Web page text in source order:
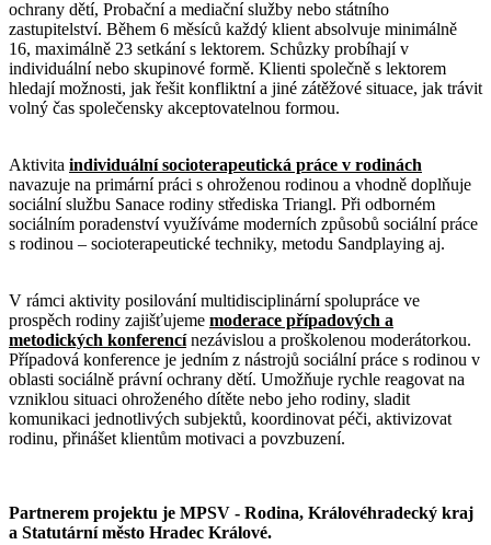
ochrany dětí, Probační a mediační služby nebo státního
zastupitelství. Během 6 měsíců každý klient absolvuje minimálně
16, maximálně 23 setkání s lektorem. Schůzky probíhají v
individuální nebo skupinové formě. Klienti společně s lektorem
hledají možnosti, jak řešit konfliktní a jiné zátěžové situace, jak trávit
volný čas společensky akceptovatelnou formou.
Aktivita individuální socioterapeutická práce v rodinách
navazuje na primární práci s ohroženou rodinou a vhodně doplňuje
sociální službu Sanace rodiny střediska Triangl. Při odborném
sociálním poradenství využíváme moderních způsobů sociální práce
s rodinou – socioterapeutické techniky, metodu Sandplaying aj.
V rámci aktivity posilování multidisciplinární spolupráce ve
prospěch rodiny zajišťujeme moderace případových a
metodických konferencínezávislou a proškolenou moderátorkou.
Případová konference je jedním z nástrojů sociální práce s rodinou v
oblasti sociálně právní ochrany dětí. Umožňuje rychle reagovat na
vzniklou situaci ohroženého dítěte nebo jeho rodiny, sladit
komunikaci jednotlivých subjektů, koordinovat péči, aktivizovat
rodinu, přinášet klientům motivaci a povzbuzení.
Partnerem projektu je MPSV - Rodina, Královéhradecký kraj
a Statutární město Hradec Králové.